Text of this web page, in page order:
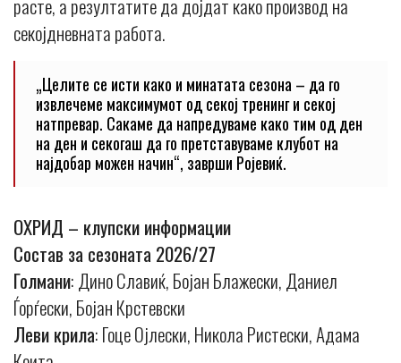
расте, а резултатите да дојдат како производ на
секојдневната работа.
„Целите се исти како и минатата сезона – да го
извлечеме максимумот од секој тренинг и секој
натпревар. Сакаме да напредуваме како тим од ден
на ден и секогаш да го претставуваме клубот на
најдобар можен начин“, заврши Ројевиќ.
ОХРИД – клупски информации
Состав за сезоната 2026/27
Голмани: Дино Славиќ, Бојан Блажески, Даниел
Ѓорѓески, Бојан Крстевски
Леви крила: Гоце Ојлески, Никола Ристески, Адама